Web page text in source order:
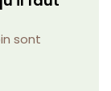
sont